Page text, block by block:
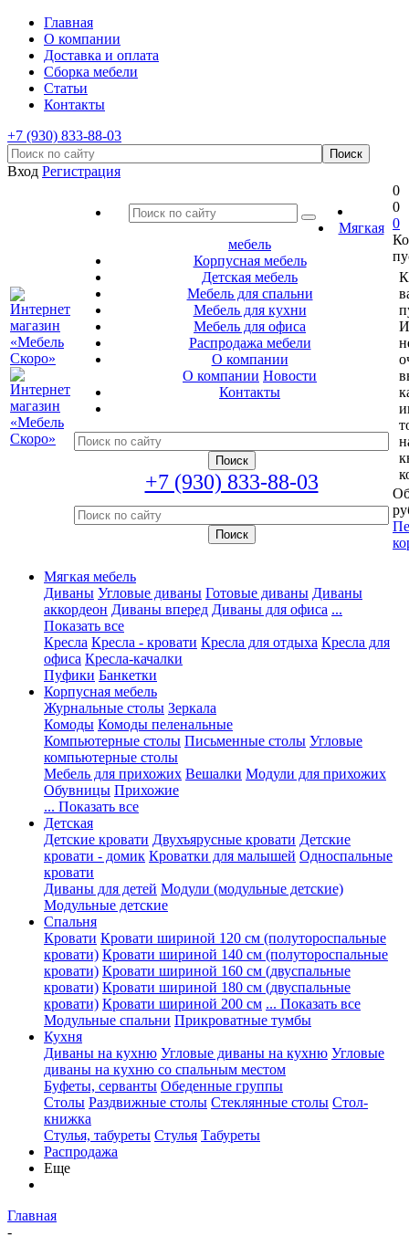
Главная
О компании
Доставка и оплата
Сборка мебели
Статьи
Контакты
+7 (930) 833-88-03
Вход Регистрация
Мягкая
мебель
Корпусная мебель
Детская мебель
Мебель для спальни
Мебель для кухни
Мебель для офиса
Распродажа мебели
О компании
О компании Новости
Контакты
+7 (930) 833-88-03
0
0
0
Мягкая мебель
Диваны Угловые диваны Готовые диваны Диваны
аккордеон Диваны вперед Диваны для офиса ...
Показать все
Кресла Кресла - кровати Кресла для отдыха Кресла для
офиса Кресла-качалки
Пуфики Банкетки
Корпусная мебель
Журнальные столы Зеркала
Комоды Комоды пеленальные
Компьютерные столы Письменные столы Угловые
компьютерные столы
Мебель для прихожих Вешалки Модули для прихожих
Обувницы Прихожие
... Показать все
Детская
Детские кровати Двухъярусные кровати Детские
кровати - домик Кроватки для малышей Односпальные
кровати
Диваны для детей Модули (модульные детские)
Модульные детские
Спальня
Кровати Кровати шириной 120 см (полутороспальные
кровати) Кровати шириной 140 см (полутороспальные
кровати) Кровати шириной 160 см (двуспальные
кровати) Кровати шириной 180 см (двуспальные
кровати) Кровати шириной 200 см ... Показать все
Модульные спальни Прикроватные тумбы
Кухня
Диваны на кухню Угловые диваны на кухню Угловые
диваны на кухню со спальным местом
Буфеты, серванты Обеденные группы
Столы Раздвижные столы Стеклянные столы Стол-
книжка
Стулья, табуреты Стулья Табуреты
Распродажа
Еще
Главная
-